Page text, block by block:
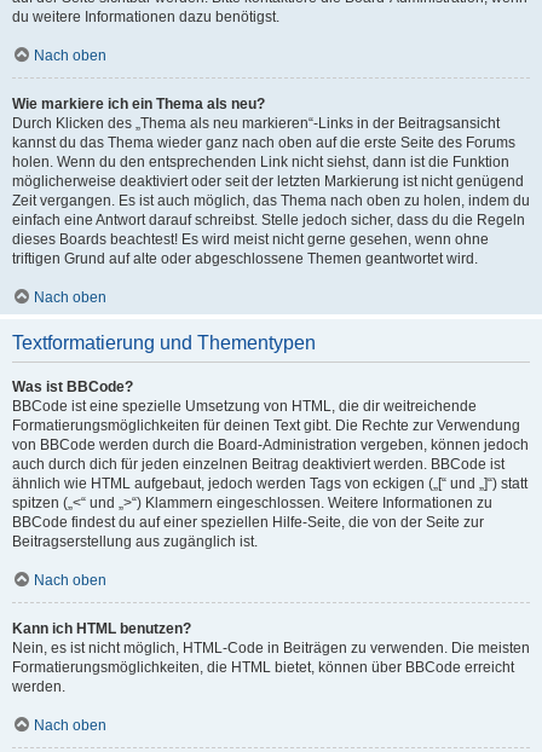
du weitere Informationen dazu benötigst.
Nach oben
Wie markiere ich ein Thema als neu?
Durch Klicken des „Thema als neu markieren“-Links in der Beitragsansicht
kannst du das Thema wieder ganz nach oben auf die erste Seite des Forums
holen. Wenn du den entsprechenden Link nicht siehst, dann ist die Funktion
möglicherweise deaktiviert oder seit der letzten Markierung ist nicht genügend
Zeit vergangen. Es ist auch möglich, das Thema nach oben zu holen, indem du
einfach eine Antwort darauf schreibst. Stelle jedoch sicher, dass du die Regeln
dieses Boards beachtest! Es wird meist nicht gerne gesehen, wenn ohne
triftigen Grund auf alte oder abgeschlossene Themen geantwortet wird.
Nach oben
Textformatierung und Thementypen
Was ist BBCode?
BBCode ist eine spezielle Umsetzung von HTML, die dir weitreichende
Formatierungsmöglichkeiten für deinen Text gibt. Die Rechte zur Verwendung
von BBCode werden durch die Board-Administration vergeben, können jedoch
auch durch dich für jeden einzelnen Beitrag deaktiviert werden. BBCode ist
ähnlich wie HTML aufgebaut, jedoch werden Tags von eckigen („[“ und „]“) statt
spitzen („<“ und „>“) Klammern eingeschlossen. Weitere Informationen zu
BBCode findest du auf einer speziellen Hilfe-Seite, die von der Seite zur
Beitragserstellung aus zugänglich ist.
Nach oben
Kann ich HTML benutzen?
Nein, es ist nicht möglich, HTML-Code in Beiträgen zu verwenden. Die meisten
Formatierungsmöglichkeiten, die HTML bietet, können über BBCode erreicht
werden.
Nach oben